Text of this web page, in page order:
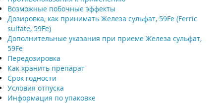
Возможные побочные эффекты
Дозировка, как принимать Железа сульфат, 59Fe (Ferric
sulfate, 59Fe)
Дополнительные указания при приеме Железа сульфат,
59Fe
Передозировка
Как хранить препарат
Срок годности
Условия отпуска
Информация по упаковке